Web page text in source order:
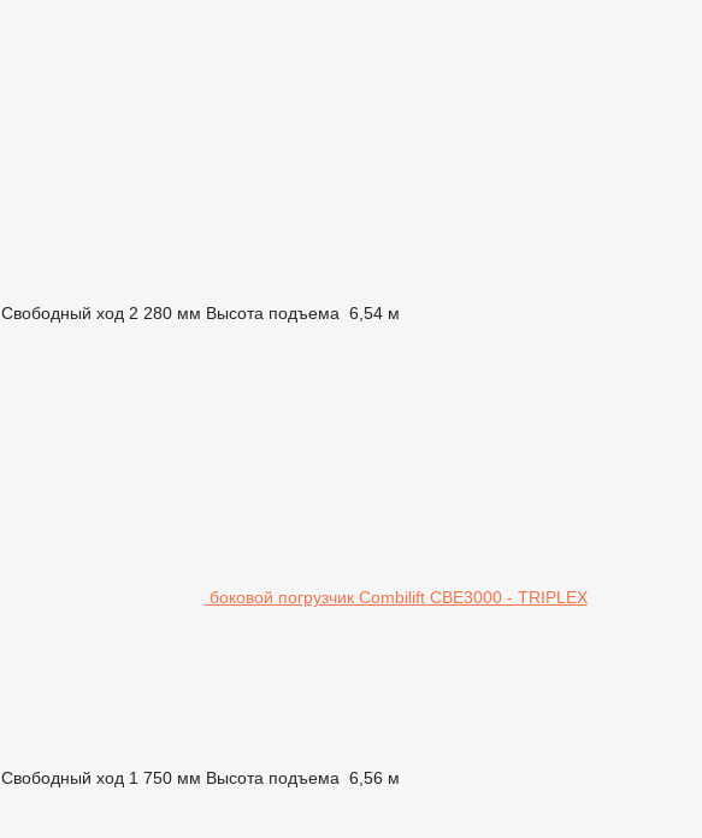
Свободный ход 2 280 мм Высота подъема 6,54 м
боковой погрузчик Combilift CBE3000 - TRIPLEX
Свободный ход 1 750 мм Высота подъема 6,56 м